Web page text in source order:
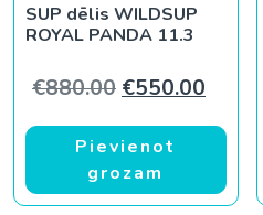
SUP dēlis WILDSUP
ROYAL PANDA 11.3
€880.00 Original price
€550.00
Pievienot
grozam